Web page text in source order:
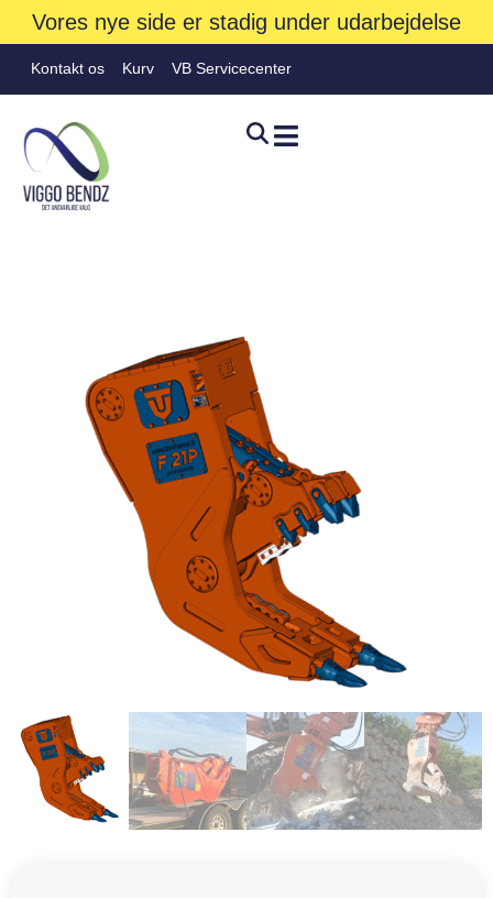
Vores nye side er stadig under udarbejdelse
Kontakt os Kurv VB Servicecenter